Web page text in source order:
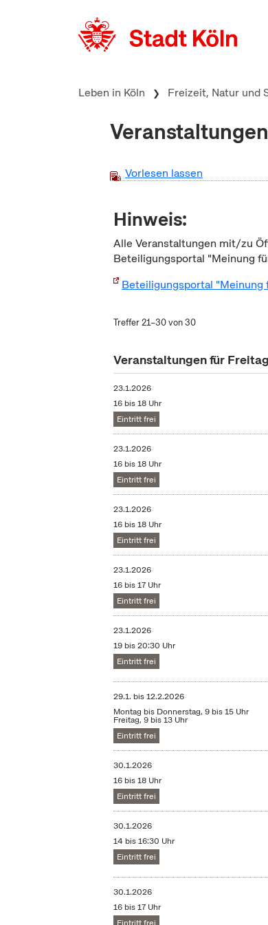
Leben in Köln Freizeit, Natur und
Veranstaltungen
Vorlesen lassen
Hinweis:
Alle Veranstaltungen mit/zu
Beteiligungsportal "Meinung
Beteiligungsportal "Meinung
Treffer 21–30 von 30
Veranstaltungen für
23.1.2026
16 bis 18 Uhr
Eintritt frei
23.1.2026
16 bis 18 Uhr
Eintritt frei
23.1.2026
16 bis 18 Uhr
Eintritt frei
23.1.2026
16 bis 17 Uhr
Eintritt frei
23.1.2026
19 bis 20:30 Uhr
Eintritt frei
29.1. bis12.2.2026
Montag bis Donnerstag, 9 bis 15 Uhr
Freitag, 9 bis 13 Uhr
Eintritt frei
30.1.2026
16 bis 18 Uhr
Eintritt frei
30.1.2026
14 bis 16:30 Uhr
Eintritt frei
30.1.2026
16 bis 17 Uhr